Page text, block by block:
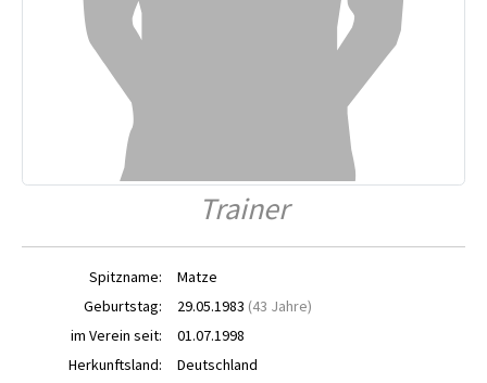
Trainer
Spitzname:
Matze
Geburtstag:
29.05.1983 (43 Jahre)
im Verein seit:
01.07.1998
Herkunftsland:
Deutschland